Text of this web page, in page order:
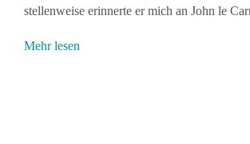
stellenweise erinnerte er mich an John le
Mehr lesen